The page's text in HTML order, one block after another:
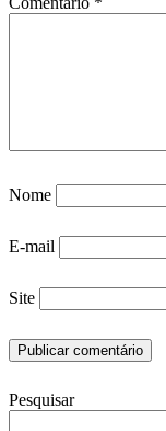
Nome
E-mail
Site
Pesquisar